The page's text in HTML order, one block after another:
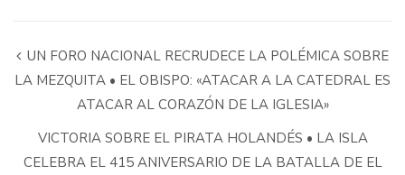
UN FORO NACIONAL RECRUDECE LA POLÉMICA SOBRE
LA MEZQUITA • EL OBISPO: «ATACAR A LA CATEDRAL ES
ATACAR AL CORAZÓN DE LA IGLESIA»
VICTORIA SOBRE EL PIRATA HOLANDÉS • LA ISLA
CELEBRA EL 415 ANIVERSARIO DE LA BATALLA DE EL